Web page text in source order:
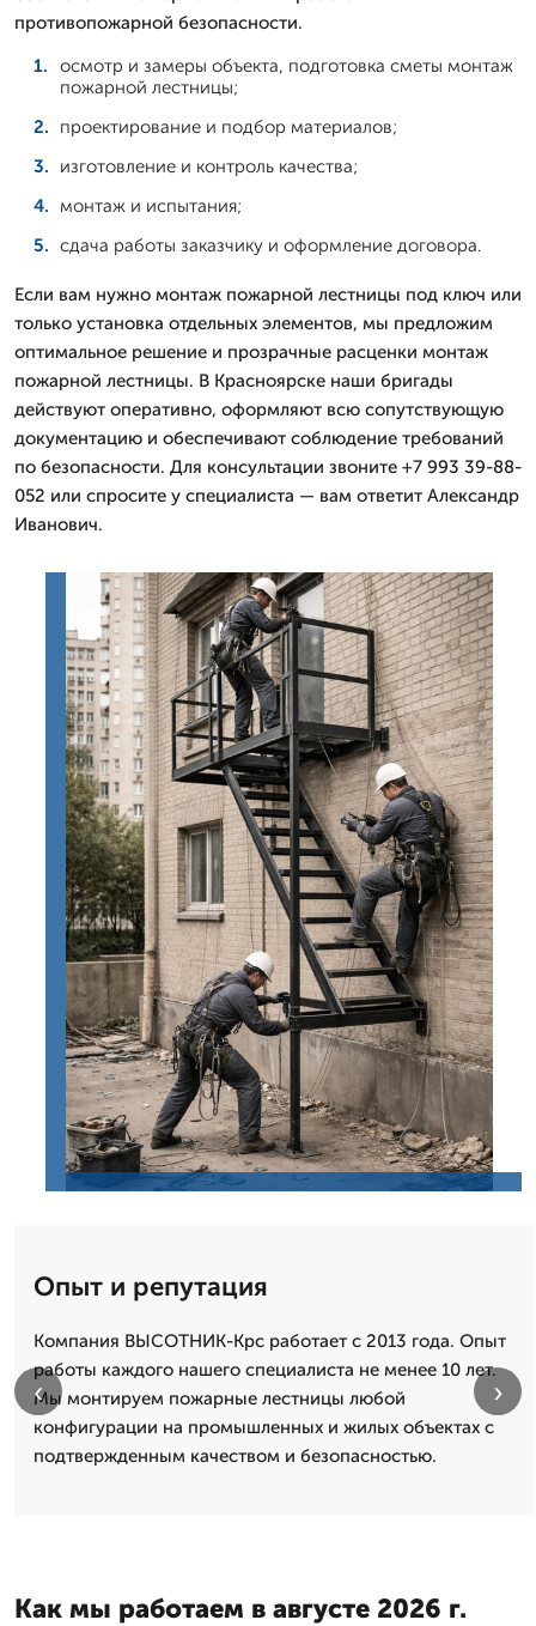
противопожарной безопасности.
осмотр и замеры объекта, подготовка сметы монтаж
пожарной лестницы;
проектирование и подбор материалов;
изготовление и контроль качества;
монтаж и испытания;
сдача работы заказчику и оформление договора.
Если вам нужно монтаж пожарной лестницы под ключ или
только установка отдельных элементов, мы предложим
оптимальное решение и прозрачные расценки монтаж
пожарной лестницы. В Красноярске наши бригады
действуют оперативно, оформляют всю сопутствующую
документацию и обеспечивают соблюдение требований
по безопасности. Для консультации звоните +7 993 39-88-
052 или спросите у специалиста — вам ответит Александр
Иванович.
Опыт и репутация
Компания ВЫСОТНИК-Крс работает с 2013 года. Опыт
работы каждого нашего специалиста не менее 10 лет.
Мы монтируем пожарные лестницы любой
конфигурации на промышленных и жилых объектах с
подтвержденным качеством и безопасностью.
‹ ›
Как мы работаем в августе 2026 г.